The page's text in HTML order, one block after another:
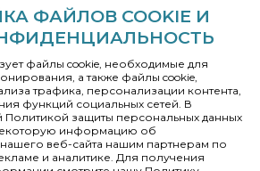
ПТИЦЫлегкое,
усваивается. Оно богато
- двумя минералами, которые
насыщения кислородом крови
ФАЙЛОВ COOKIE И
файлы cookie, необходимые для
а также файлы cookie,
трафика, персонализации контента,
функций социальных сетей. В
Политикой защиты персональных данных
информацию об
веб-сайта нашим партнерам по
и аналитике. Для получения